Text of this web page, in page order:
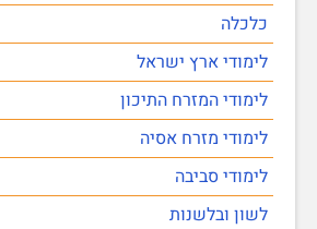
כלכלה
לימודי ארץ ישראל
לימודי המזרח התיכון
לימודי מזרח אסיה
לימודי סביבה
לשון ובלשנות